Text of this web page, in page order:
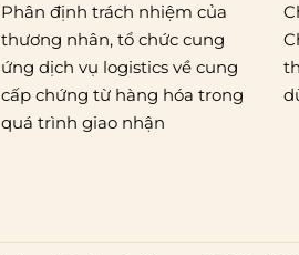
Phân định trách nhiệm của
thương nhân, tổ chức cung
ứng dịch vụ logistics về cung
cấp chứng từ hàng hóa trong
quá trình giao nhận